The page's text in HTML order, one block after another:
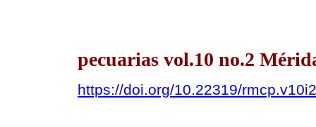
pecuarias vol.10 no.2
https://doi.org/10.22319/